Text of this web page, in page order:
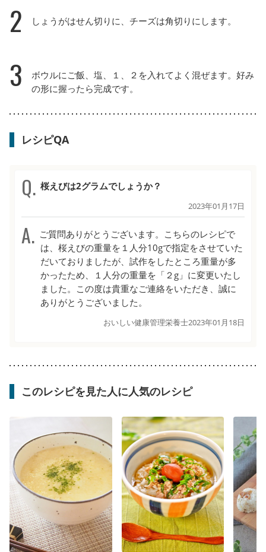
2 しょうがはせん切りに、チーズは角切りにします。
3
ボウルにご飯、塩、１、２を入れてよく混ぜます。好み
の形に握ったら完成です。
レシピQA
桜えびは2グラムでしょうか？
2023年01月17日
ご質問ありがとうございます。こちらのレシピで
は、桜えびの重量を１人分10gで指定をさせていた
だいておりましたが、試作をしたところ重量が多
かったため、１人分の重量を「２g」に変更いたし
ました。この度は貴重なご連絡をいただき、誠に
ありがとうございました。
おいしい健康管理栄養士2023年01月18日
このレシピを見た人に人気のレシピ